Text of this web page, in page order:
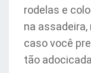
rodelas e
na
caso você
tão